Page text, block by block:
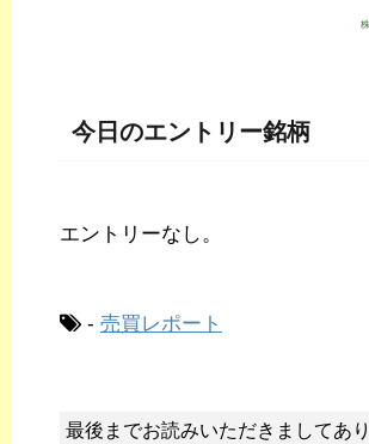
今日のエントリー銘柄
エントリーなし。
- 売買レポート
最後までお読みいただきましてあ